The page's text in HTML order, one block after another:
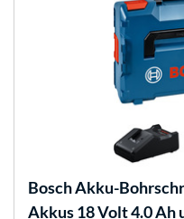
BoschAkku-
Akkus 18 Volt 4.0 Ah